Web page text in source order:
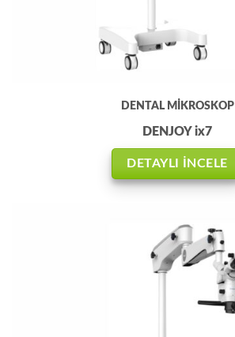
DENTAL MİKROSKOP
DENJOY ix7
DETAYLI İNCELE